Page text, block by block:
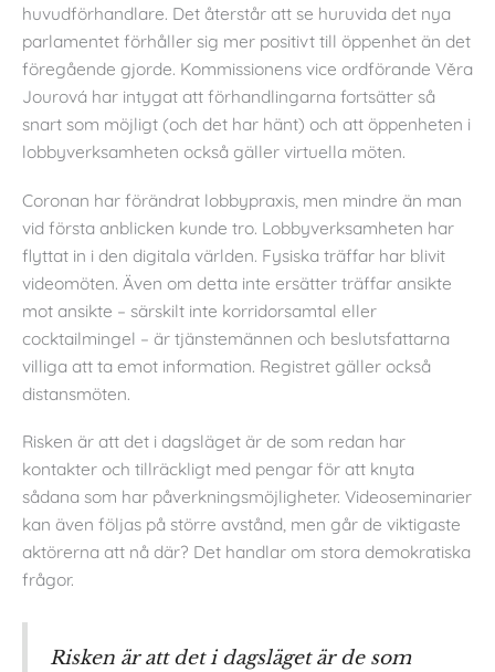
huvudförhandlare. Det återstår att se huruvida det nya
parlamentet förhåller sig mer positivt till öppenhet än det
föregående gjorde. Kommissionens vice ordförande Věra
Jourová har intygat att förhandlingarna fortsätter så
snart som möjligt (och det har hänt) och att öppenheten i
lobbyverksamheten också gäller virtuella möten.
Coronan har förändrat lobbypraxis, men mindre än man
vid första anblicken kunde tro. Lobbyverksamheten har
flyttat in i den digitala världen. Fysiska träffar har blivit
videomöten. Även om detta inte ersätter träffar ansikte
mot ansikte – särskilt inte korridorsamtal eller
cocktailmingel – är tjänstemännen och beslutsfattarna
villiga att ta emot information. Registret gäller också
distansmöten.
Risken är att det i dagsläget är de som redan har
kontakter och tillräckligt med pengar för att knyta
sådana som har påverkningsmöjligheter. Videoseminarier
kan även följas på större avstånd, men går de viktigaste
aktörerna att nå där? Det handlar om stora demokratiska
frågor.
Risken är att det i dagsläget är de som